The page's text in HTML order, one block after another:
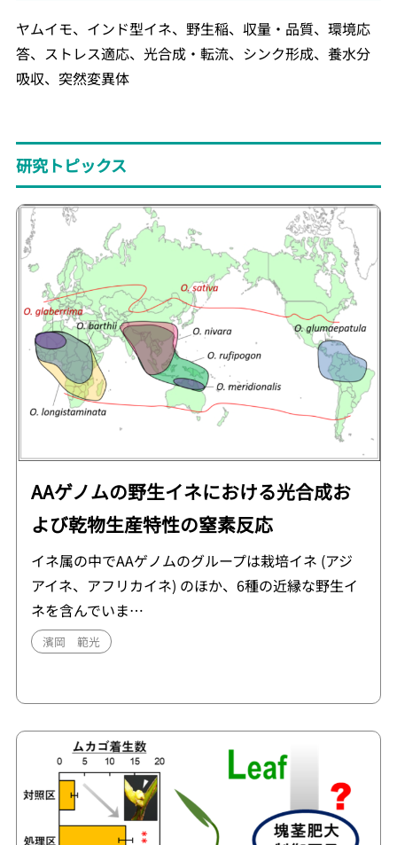
ヤムイモ、インド型イネ、野生稲、収量・品質、環境応
答、ストレス適応、光合成・転流、シンク形成、養水分
吸収、突然変異体
研究トピックス
AAゲノムの野生イネにおける光合成お
よび乾物生産特性の窒素反応
イネ属の中でAAゲノムのグループは栽培イネ (アジ
アイネ、アフリカイネ) のほか、6種の近縁な野生イ
ネを含んでいま…
濱岡 範光